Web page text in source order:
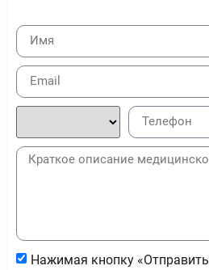
Нажимая кнопку